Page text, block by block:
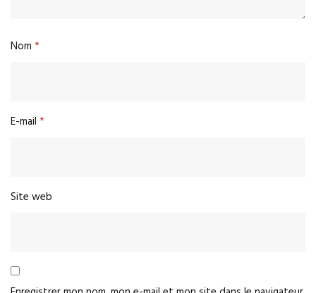
Nom *
E-mail *
Site web